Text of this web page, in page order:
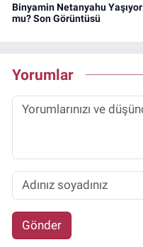
Binyamin Netanyahu Yaşıyor
mu? Son Görüntüsü
Yorumlar
Gönder